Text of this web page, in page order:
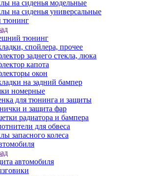
на сиденья модельные
на сиденья универсальные
тюнинг
тюнинг
спойлера, прочее
заднего стекла, люка
капота
окон
на задний бампер
номерные
для тюнинга и защиты
и защита фар
радиатора и бампера
для обвеса
запасного колеса
автомобиля